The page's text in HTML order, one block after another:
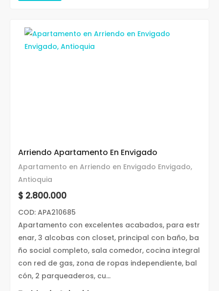
Arriendo Apartamento En Envigado
Apartamento en Arriendo en Envigado Envigado,
Antioquia
$ 2.800.000
COD: APA210685
Apartamento con excelentes acabados, para estr
enar, 3 alcobas con closet, principal con baño, ba
ño social completo, sala comedor, cocina integral
con red de gas, zona de ropas independiente, bal
cón, 2 parqueaderos, cu...